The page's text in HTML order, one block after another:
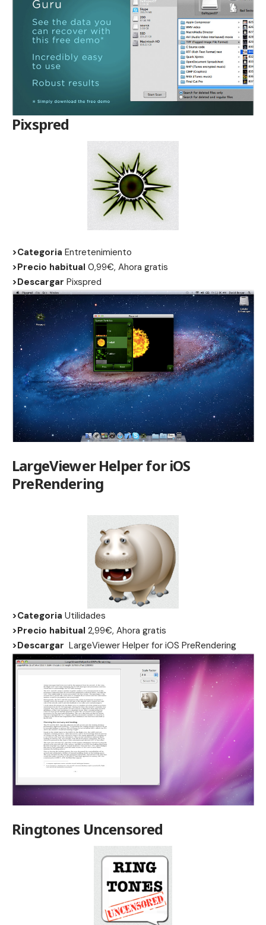
Pixspred
>Categoria Entretenimiento
>Precio habitual 0,99€, Ahora gratis
>Descargar Pixspred
LargeViewer Helper for iOS
PreRendering
>Categoria Utilidades
>Precio habitual 2,99€, Ahora gratis
>Descargar LargeViewer Helper for iOS PreRendering
Ringtones Uncensored